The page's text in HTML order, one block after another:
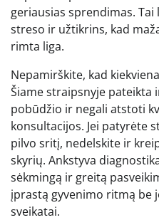
geriausias sprendimas.
streso ir užtikrins, kad
rimta liga.
Nepamirškite, kad
Šiame straipsnyje pateikta
pobūdžio ir negali atstoti
konsultacijos. Jei patyrėte
pilvo sritį, nedelskite ir
skyrių. Ankstyva
sėkmingą ir greitą
įprastą gyvenimo ritmą be
sveikatai.